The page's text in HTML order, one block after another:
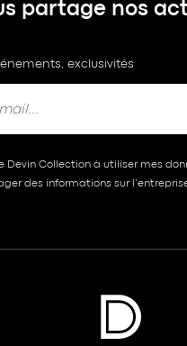
partage nos
exclusivités
Devin Collection à utiliser mes
des informations sur